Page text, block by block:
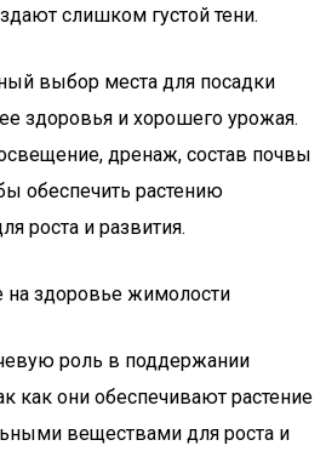
слишком густой тени.
выбор места для посадки
здоровья и хорошего урожая.
дренаж, состав почвы
обеспечить растению
роста и развития.
на здоровье жимолости
роль в поддержании
как они обеспечивают растение
веществами для роста и